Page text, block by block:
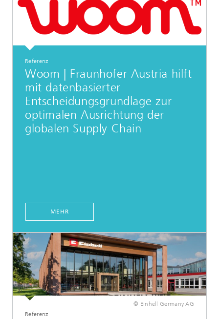
Referenz
Woom | Fraunhofer Austria hilft
mit datenbasierter
Entscheidungsgrundlage zur
optimalen Ausrichtung der
globalen Supply Chain
MEHR
© Einhell Germany AG
Referenz